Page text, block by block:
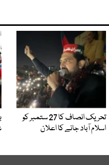
تحریک انصاف کا 27 ستمبر کو
اسلام آباد جانے کا اعلان